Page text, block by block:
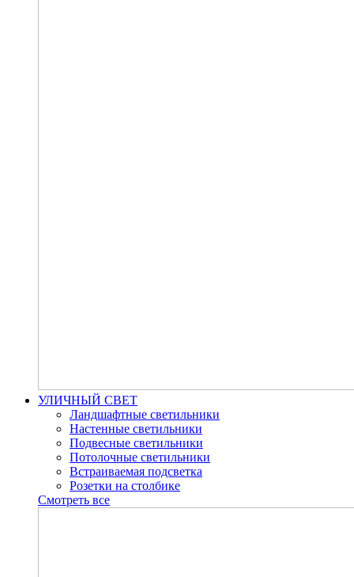
УЛИЧНЫЙ СВЕТ
Ландшафтные светильники
Настенные светильники
Подвесные светильники
Потолочные светильники
Встраиваемая подсветка
Розетки на столбике
Смотреть все